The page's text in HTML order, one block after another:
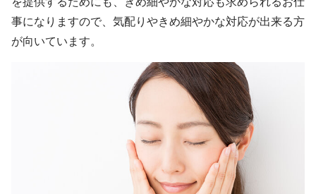
事になりますので、気配りやきめ細やかな対応が出来る方
が向いています。